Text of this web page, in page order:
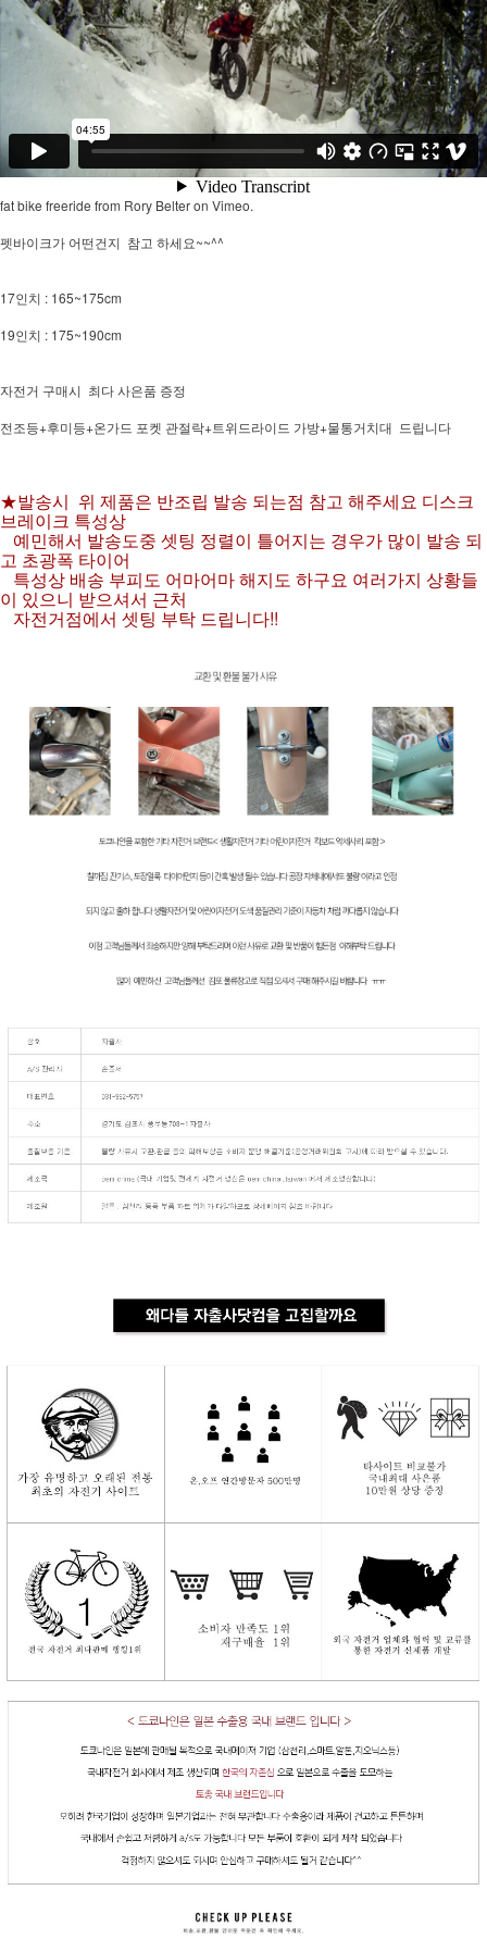
fat bike freeride from Rory Belteron Vimeo.
펫바이크가 어떤건지 참고 하세요~~^^
17인치 : 165~175cm
19인치 : 175~190cm
자전거 구매시 최다 사은품 증정
전조등+후미등+온가드 포켓 관절락+트위드라이드 가방+물통거치대 드립니다
★발송시 위 제품은 반조립 발송 되는점 참고 해주세요 디스크
브레이크 특성상
예민해서 발송도중 셋팅 정렬이 틀어지는 경우가 많이 발송 되
고 초광폭 타이어
특성상 배송 부피도 어마어마 해지도 하구요 여러가지 상황들
이 있으니 받으셔서 근처
자전거점에서 셋팅 부탁 드립니다!!